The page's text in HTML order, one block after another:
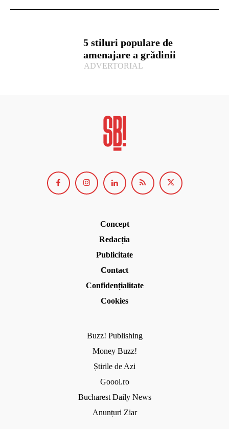
5 stiluri populare de
amenajare a grădinii
ADVERTORIAL
Concept
Redacția
Publicitate
Contact
Confidențialitate
Cookies
Buzz! Publishing
Money Buzz!
Știrile de Azi
Goool.ro
Bucharest Daily News
Anunțuri Ziar